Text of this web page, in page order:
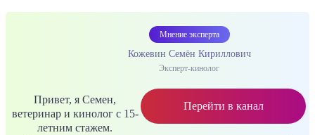
Мнение эксперта
Кожевин Семён Кириллович
Эксперт-кинолог
Перейти в канал
Привет, я Семен,
ветеринар и кинолог с 15-
летним стажем.